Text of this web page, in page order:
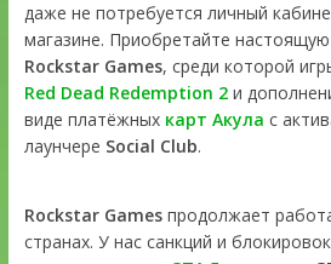
даже не потребуется личный
магазине. Приобретайте
Rockstar Games, среди которой
Red Dead Redemption 2и
виде платёжных карт Акула с
лаунчере Social Club.
Rockstar Gamesпродолжает
странах. У нас санкций и